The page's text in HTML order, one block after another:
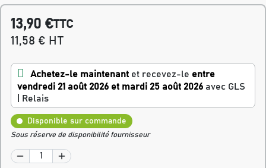
13,90 €TTC
11,58 € HT
Achetez-le maintenant et recevez-le entre
vendredi 21 août 2026 et mardi 25 août 2026 avec GLS
| Relais
Disponible sur commande
Sous réserve de disponibilité fournisseur